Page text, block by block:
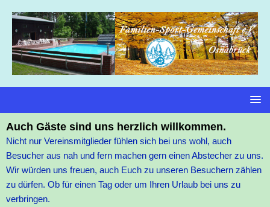
Auch Gäste sind uns herzlich willkommen.
Nicht nur Vereinsmitglieder fühlen sich bei uns wohl, auch
Besucher aus nah und fern machen gern einen Abstecher zu uns.
Wir würden uns freuen, auch Euch zu unseren Besuchern zählen
zu dürfen. Ob für einen Tag oder um Ihren Urlaub bei uns zu
verbringen.